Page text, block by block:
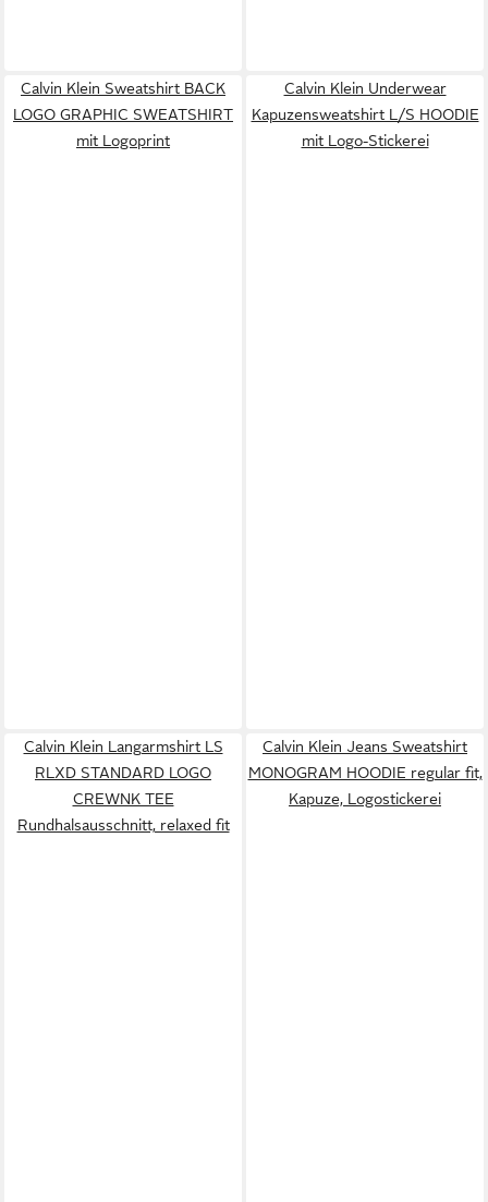
Calvin Klein Sweatshirt BACK
LOGO GRAPHIC SWEATSHIRT
mit Logoprint
Calvin Klein Underwear
Kapuzensweatshirt L/S HOODIE
mit Logo-Stickerei
Calvin Klein Langarmshirt LS
RLXD STANDARD LOGO
CREWNK TEE
Rundhalsausschnitt, relaxed fit
Calvin Klein Jeans Sweatshirt
MONOGRAM HOODIE regular fit,
Kapuze, Logostickerei